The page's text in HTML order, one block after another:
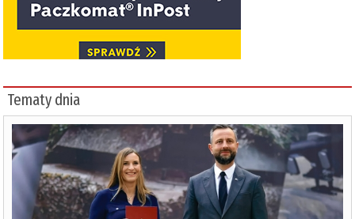
Tematy dnia